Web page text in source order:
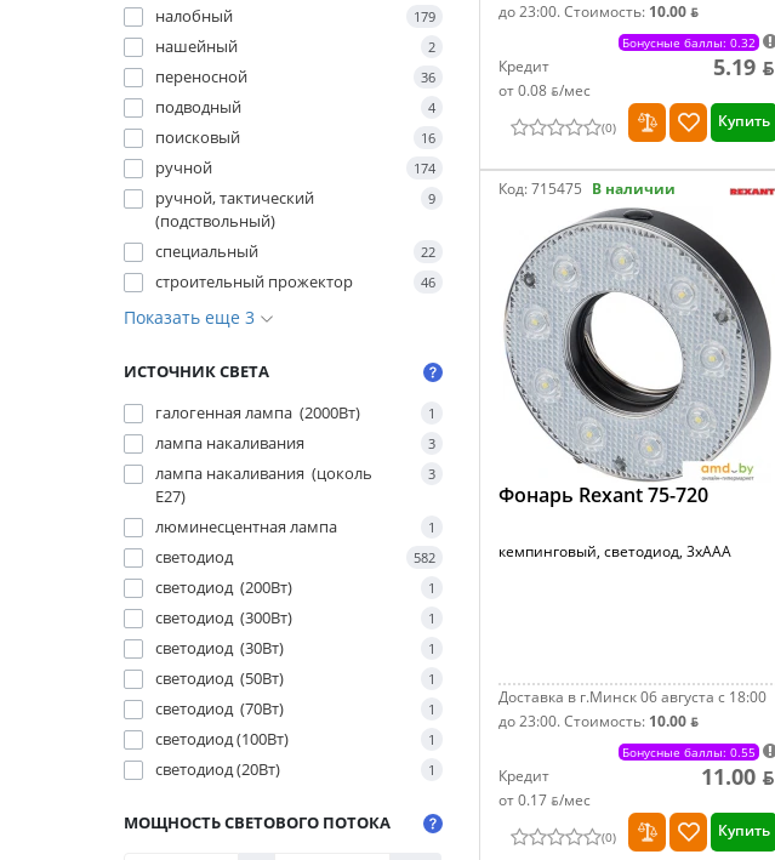
налобный 179
нашейный 2
переносной 36
подводный 4
поисковый 16
ручной 174
ручной, тактический
(подствольный)
9
специальный 22
строительный прожектор 46
Показать еще 3
ИСТОЧНИК СВЕТА
галогенная лампа (2000Вт)
1
лампа накаливания 3
лампа накаливания (цоколь
E27)
3
люминесцентная лампа 1
светодиод 582
светодиод (200Вт) 1
светодиод (300Вт) 1
светодиод (30Вт) 1
светодиод (50Вт) 1
светодиод (70Вт) 1
светодиод (100Вт) 1
светодиод (20Вт) 1
МОЩНОСТЬ СВЕТОВОГО ПОТОКА
до 23:00.Стоимость: 10.00 ƃ
Бонусные баллы: 0.32
Кредит
от 0.08 ƃ/мec
5.19 ƃ
(0) Купить
Код:715475 В наличии
Фонарь Rexant 75-720
кемпинговый, светодиод, 3xAAA
Доставка в г.Минск 06 августа с 18:00
до 23:00.Стоимость: 10.00 ƃ
Бонусные баллы: 0.55
Кредит
от 0.17 ƃ/мec
11.00 ƃ
(0) Купить